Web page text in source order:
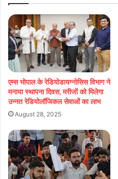
एम्स भोपाल के रेडियोडायग्नोसिस विभाग ने
मनाया स्थापना दिवस, मरीजों को मिलेगा
उन्नत रेडियोलॉजिकल सेवाओं का लाभ
August 28, 2025